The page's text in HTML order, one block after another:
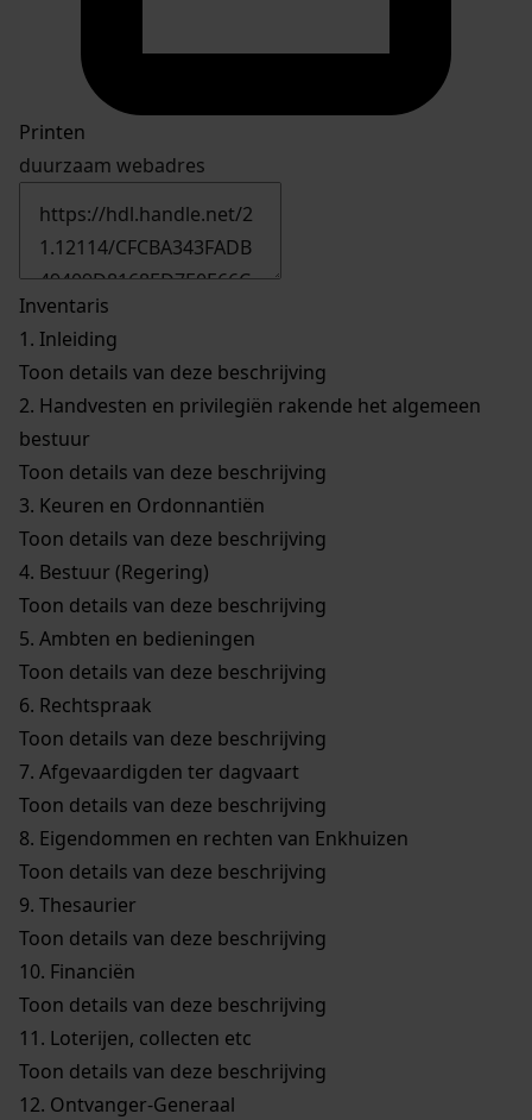
Printen
duurzaam webadres
Inventaris
1. Inleiding
Toon details van deze beschrijving
2. Handvesten en privilegiën rakende het algemeen
bestuur
Toon details van deze beschrijving
3. Keuren en Ordonnantiën
Toon details van deze beschrijving
4. Bestuur (Regering)
Toon details van deze beschrijving
5. Ambten en bedieningen
Toon details van deze beschrijving
6. Rechtspraak
Toon details van deze beschrijving
7. Afgevaardigden ter dagvaart
Toon details van deze beschrijving
8. Eigendommen en rechten van Enkhuizen
Toon details van deze beschrijving
9. Thesaurier
Toon details van deze beschrijving
10. Financiën
Toon details van deze beschrijving
11. Loterijen, collecten etc
Toon details van deze beschrijving
12. Ontvanger-Generaal